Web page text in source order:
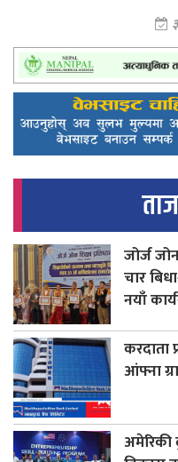
जोर्ज
चार
नयाँ
करदाता
आंफ्ना
अमेरिकी